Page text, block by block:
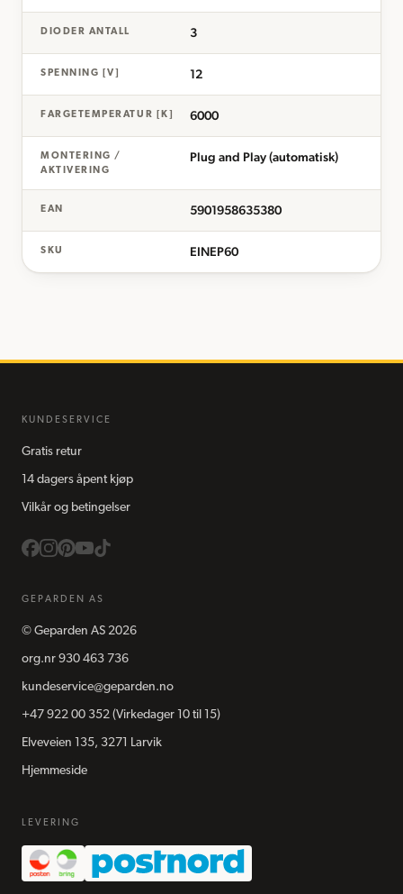
DIODER ANTALL 3
SPENNING [V] 12
FARGETEMPERATUR [K] 6000
MONTERING /
AKTIVERING
Plug and Play (automatisk)
EAN 5901958635380
SKU EINEP60
KUNDESERVICE
Gratis retur
14 dagers åpent kjøp
Vilkår og betingelser
GEPARDEN AS
© Geparden AS 2026
org.nr 930 463 736
kundeservice@geparden.no
+47 922 00 352 (Virkedager 10 til 15)
Elveveien 135, 3271 Larvik
Hjemmeside
LEVERING